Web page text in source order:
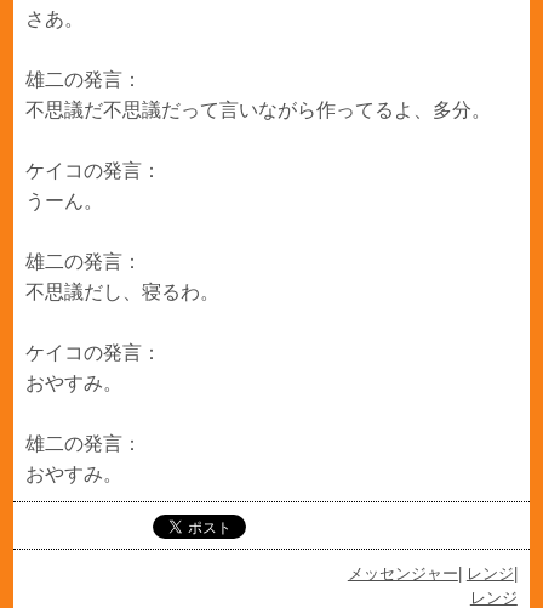
さあ。
雄二の発言：
不思議だ不思議だって言いながら作ってるよ、多分。
ケイコの発言：
うーん。
雄二の発言：
不思議だし、寝るわ。
ケイコの発言：
おやすみ。
雄二の発言：
おやすみ。
メッセンジャー レンジ
レンジ